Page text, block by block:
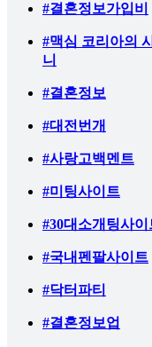
#결혼정보가입비
#맥심 코리아의
니
#결혼정보
#대전번개
#사랑고백멘트
#미팅사이트
#30대소개팅사이
#국내펜팔사이트
#닥터파티
#결혼정보업